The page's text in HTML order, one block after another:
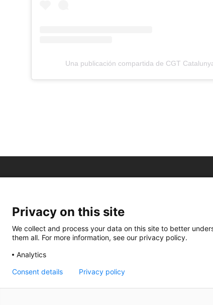
Una publicación compartida de CGT
Privacy on this site
We collect and process your data on this site to better
them all. For more information, see our privacy policy.
Analytics
Consent details Privacy policy